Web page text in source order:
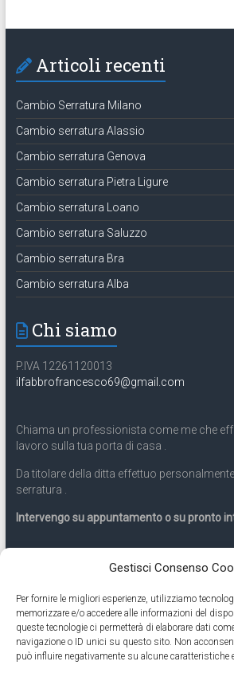
Gestisci Consenso
Per fornire le migliori esperienze, utilizziamo
memorizzare e/o accedere alle informazioni del
queste tecnologie ci permetterà di elaborare dati
navigazione o ID unici su questo sito. Non
può influire negativamente su alcune caratteristiche
Articoli recenti
Cambio Serratura Milano
Cambio serratura Alassio
Cambio serratura Genova
Cambio serratura Pietra Ligure
Cambio serratura Loano
Cambio serratura Saluzzo
Cambio serratura Bra
Cambio serratura Alba
Chi siamo
P.IVA 12261120013
ilfabbrofrancesco69@gmail.com
Chiama un professionista come me che
lavoro sulla tua porta di casa .
Da titolare della ditta effettuo
serratura .
Intervengo su appuntamento o su pronto
Servizio 24 ore
Cell331.9899963
Eseguiamo anche lavori di apertura porte
ore